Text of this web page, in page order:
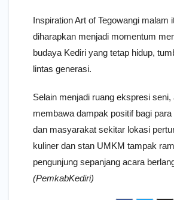
Inspiration Art of Tegowangi malam
diharapkan menjadi momentum
budaya Kediri yang tetap hidup,
lintas generasi.
Selain menjadi ruang ekspresi seni,
membawa dampak positif bagi
dan masyarakat sekitar lokasi
kuliner dan stan UMKM tampak
pengunjung sepanjang acara
(PemkabKediri)